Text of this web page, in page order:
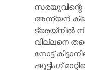
അന്ന്യന്‍
ട്രെയ്‌നില്‍
വില്ലനെ
നോട്ട്
ഷൂട്ടിംഗ്